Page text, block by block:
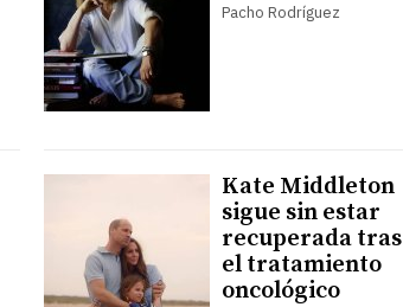
Pacho Rodríguez
Kate Middleton
sigue sin estar
recuperada tras
el tratamiento
oncológico